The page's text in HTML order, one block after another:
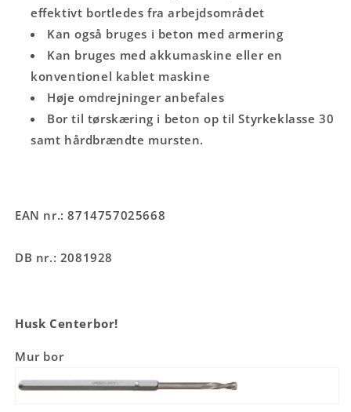
effektivt bortledes fra arbejdsområdet
Kan også bruges i beton med armering
Kan bruges med akkumaskine eller en
konventionel kablet maskine
Høje omdrejninger anbefales
Bor til tørskæring i beton op til Styrkeklasse 30
samt hårdbrændte mursten.
EAN nr.: 8714757025668
DB nr.: 2081928
Husk Centerbor!
Mur bor